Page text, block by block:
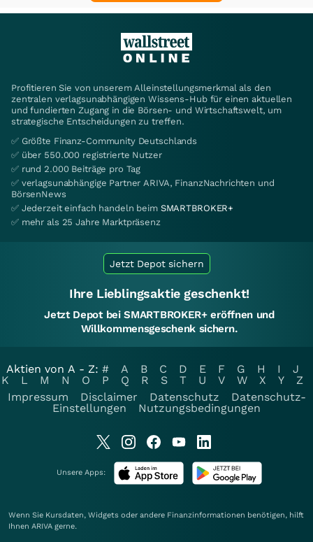
Profitieren Sie von unserem Alleinstellungsmerkmal als den
zentralen verlagsunabhängigen Wissens-Hub für einen aktuellen
und fundierten Zugang in die Börsen- und Wirtschaftswelt, um
strategische Entscheidungen zu treffen.
✅ Größte Finanz-Community Deutschlands
✅ über 550.000 registrierte Nutzer
✅ rund 2.000 Beiträge pro Tag
✅ verlagsunabhängige Partner ARIVA, FinanzNachrichten und
BörsenNews
✅ Jederzeit einfach handeln beim SMARTBROKER+
✅ mehr als 25 Jahre Marktpräsenz
Jetzt Depot sichern
Ihre Lieblingsaktie geschenkt!
Jetzt Depot bei SMARTBROKER+ eröffnen und
Willkommensgeschenk sichern.
Aktien von A - Z: # A B C D E F G H I
J
K
L M N O P Q R S T U V W X Y
Z
Impressum
Disclaimer Datenschutz
Datenschutz-
Einstellungen
Nutzungsbedingungen
Unsere Apps:
Wenn Sie Kursdaten, Widgets oder andere Finanzinformationen benötigen, hilft
Ihnen ARIVA gerne.